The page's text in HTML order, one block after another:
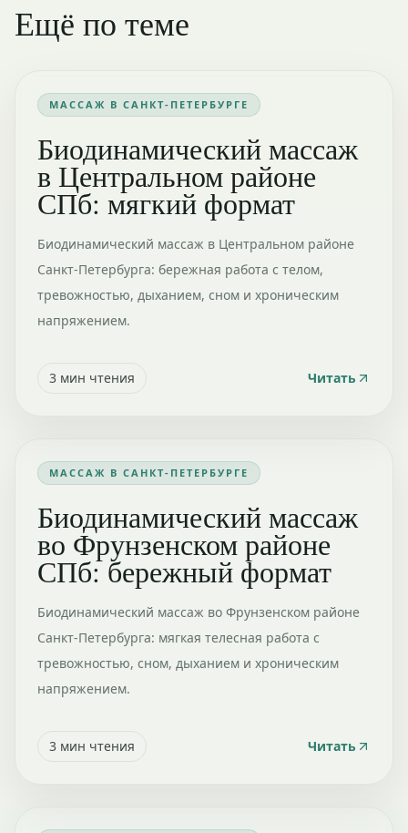
Ещё по теме
МАССАЖ В САНКТ-ПЕТЕРБУРГЕ
Биодинамический массаж
в Центральном районе
СПб: мягкий формат
Биодинамический массаж в Центральном районе
Санкт-Петербурга: бережная работа с телом,
тревожностью, дыханием, сном и хроническим
напряжением.
3 мин чтения Читать
МАССАЖ В САНКТ-ПЕТЕРБУРГЕ
Биодинамический массаж
во Фрунзенском районе
СПб: бережный формат
Биодинамический массаж во Фрунзенском районе
Санкт-Петербурга: мягкая телесная работа с
тревожностью, сном, дыханием и хроническим
напряжением.
3 мин чтения Читать